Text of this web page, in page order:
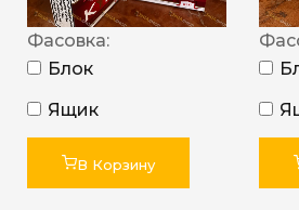
Фасовка:
Блок
Ящик
В Корзину